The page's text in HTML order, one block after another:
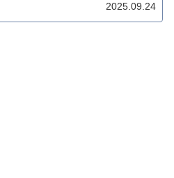
2025.09.24